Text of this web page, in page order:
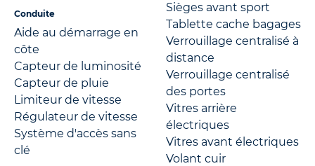
Conduite
Aide au démarrage en
côte
Capteur de luminosité
Capteur de pluie
Limiteur de vitesse
Régulateur de vitesse
Système d'accès sans
clé
Sièges avant sport
Tablette cache bagages
Verrouillage centralisé à
distance
Verrouillage centralisé
des portes
Vitres arrière
électriques
Vitres avant électriques
Volant cuir